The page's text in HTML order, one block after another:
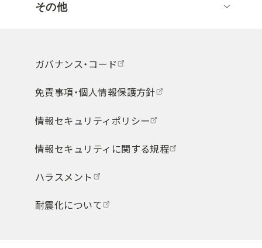
その他
ガバナンス・コード
免責事項・個人情報保護方針
情報セキュリティポリシー
情報セキュリティに関する規程
ハラスメント
耐震化について